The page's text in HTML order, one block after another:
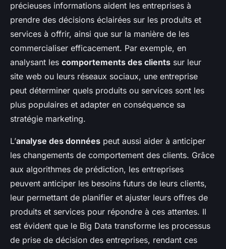
précieuses informations aident les entreprises à
prendre des décisions éclairées sur les produits et
services à offrir, ainsi que sur la manière de les
commercialiser efficacement. Par exemple, en
analysant les comportements des clients sur leur
site web ou leurs réseaux sociaux, une entreprise
peut déterminer quels produits ou services sont les
plus populaires et adapter en conséquence sa
stratégie marketing.
L’analyse des données peut aussi aider à anticiper
les changements de comportement des clients. Grâce
aux algorithmes de prédiction, les entreprises
peuvent anticiper les besoins futurs de leurs clients,
leur permettant de planifier et ajuster leurs offres de
produits et services pour répondre à ces attentes. Il
est évident que le Big Data transforme les processus
de prise de décision des entreprises, rendant ces